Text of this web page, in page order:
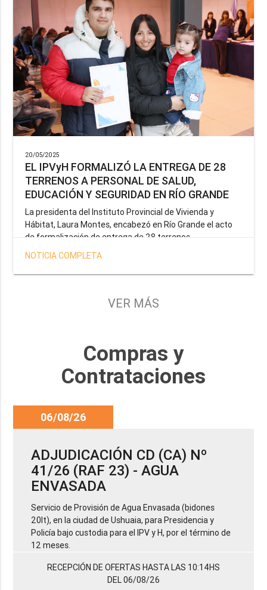
20/05/2025
EL IPVyH FORMALIZÓ LA ENTREGA DE 28
TERRENOS A PERSONAL DE SALUD,
EDUCACIÓN Y SEGURIDAD EN RÍO GRANDE
La presidenta del Instituto Provincial de Vivienda y
Hábitat, Laura Montes, encabezó en Río Grande el acto
de formalización de entrega de 28 terrenos
correspondientes a la operatoria especial anunciada por
el Gobernador Gustavo Melella, la cual tiene como
objetivo brindar una solución habitacional a docentes,
Provincia y del Servicio Penitenciario.
NOTICIA COMPLETA
VER MÁS
Compras y
Contrataciones
06/08/26
ADJUDICACIÓN CD (CA) Nº
41/26 (RAF 23) - AGUA
ENVASADA
Servicio de Provisión de Agua Envasada (bidones
20lt), en la ciudad de Ushuaia, para Presidencia y
Policía bajo custodia para el IPV y H, por el término de
12 meses.
RECEPCIÓN DE OFERTAS HASTA LAS 10:14HS
DEL 06/08/26